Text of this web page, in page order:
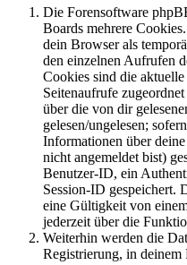
Die Forensoftware
Boards mehrere
dein Browser als
den einzelnen Aufrufen
Cookies sind die
Seitenaufrufe
über die von dir
gelesen/ungelesen;
Informationen über
nicht angemeldet bist)
Benutzer-ID, ein
Session-ID gespeichert.
eine Gültigkeit von
jederzeit über die
Weiterhin werden die
Registrierung, in